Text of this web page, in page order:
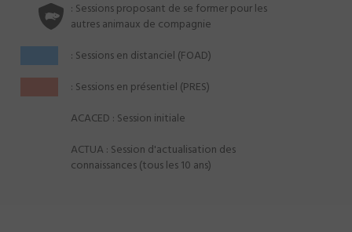
: Sessions proposant de se former pour les
autres animaux de compagnie
: Sessions en distanciel (FOAD)
: Sessions en présentiel (PRES)
ACACED : Session initiale
ACTUA : Session d'actualisation des
connaissances (tous les 10 ans)